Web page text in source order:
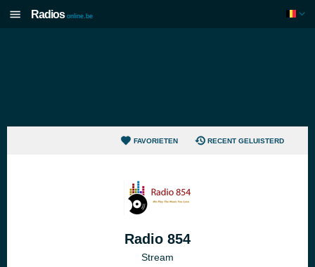
Radios online.be
FAVORIETEN RECENT GELUISTERD
Radio 854
Stream